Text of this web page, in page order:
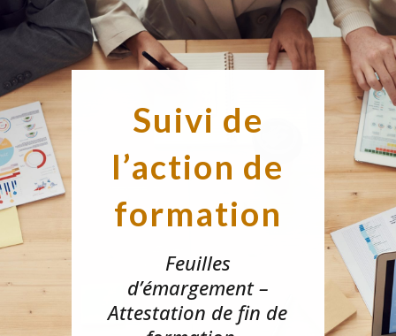
Suivi de
l’action de
formation
Feuilles
d’émargement –
Attestation de fin de